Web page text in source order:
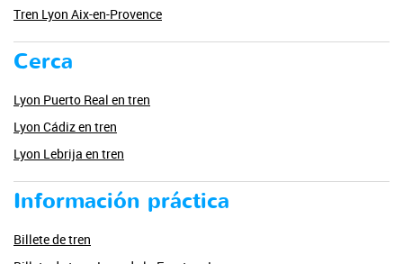
Tren Lyon Aix-en-Provence
Cerca
Lyon Puerto Real en tren
Lyon Cádiz en tren
Lyon Lebrija en tren
Información práctica
Billete de tren